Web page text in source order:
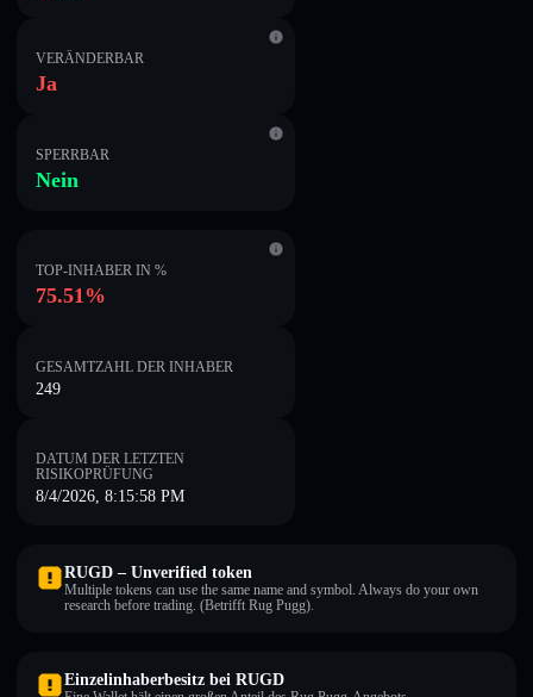
VERÄNDERBAR
Ja
SPERRBAR
Nein
TOP-INHABER IN %
75.51%
GESAMTZAHL DER INHABER
249
DATUM DER LETZTEN
RISIKOPRÜFUNG
8/4/2026, 8:15:58 PM
RUGD – Unverified token
Multiple tokens can use the same name and symbol. Always do your own
research before trading. (Betrifft Rug Pugg).
Einzelinhaberbesitz bei RUGD